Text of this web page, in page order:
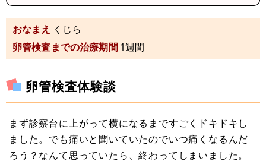
おなまえ くじら
卵管検査までの治療期間1週間
卵管検査体験談
まず診察台に上がって横になるまですごくドキドキし
ました。でも痛いと聞いていたのでいつ痛くなるんだ
ろう？なんて思っていたら、終わってしまいました。